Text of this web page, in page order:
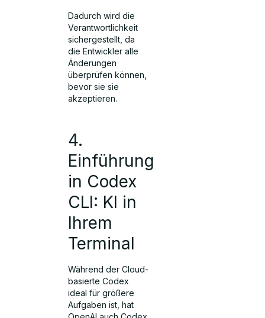
Dadurch wird die
Verantwortlichkeit
sichergestellt, da
die Entwickler alle
Änderungen
überprüfen können,
bevor sie sie
akzeptieren.
4.
Einführung
in Codex
CLI: KI in
Ihrem
Terminal
Während der Cloud-
basierte Codex
ideal für größere
Aufgaben ist, hat